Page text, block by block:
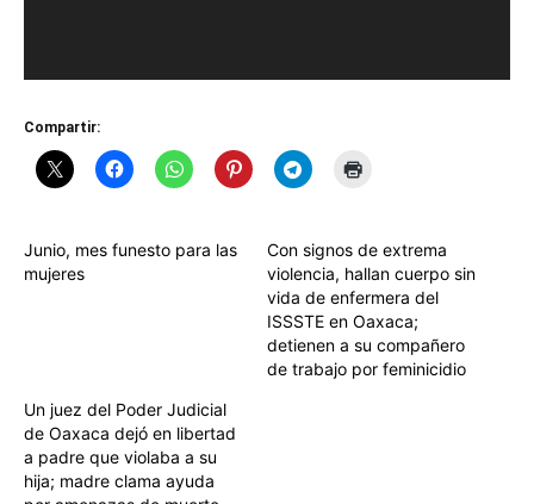
Compartir:
Junio, mes funesto para las
mujeres
Con signos de extrema
violencia, hallan cuerpo sin
vida de enfermera del
ISSSTE en Oaxaca;
detienen a su compañero
de trabajo por feminicidio
Un juez del Poder Judicial
de Oaxaca dejó en libertad
a padre que violaba a su
hija; madre clama ayuda